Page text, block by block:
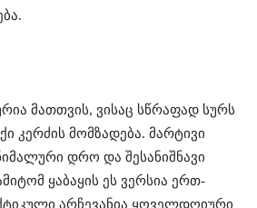
მათთვის, ვისაც სწრაფად სურს
კერძის მომზადება. მარტივი
დრო და შესანიშნავი
ყაბაყის ეს ვერსია ერთ-
არჩევანია ყოველდღიური